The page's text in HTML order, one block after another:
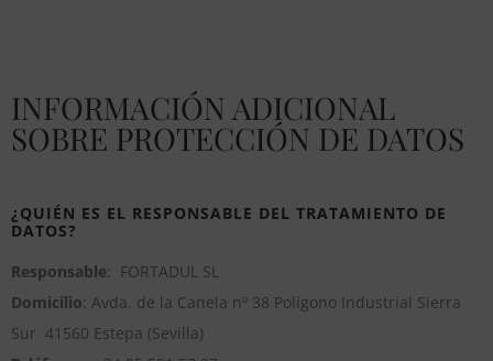
INFORMACIÓN ADICIONAL
SOBRE PROTECCIÓN DE DATOS
¿QUIÉN ES EL RESPONSABLE DEL TRATAMIENTO DE
DATOS?
Responsable: FORTADUL SL
Domicilio: Avda. de la Canela nº 38 Polígono Industrial Sierra
Sur 41560 Estepa (Sevilla)